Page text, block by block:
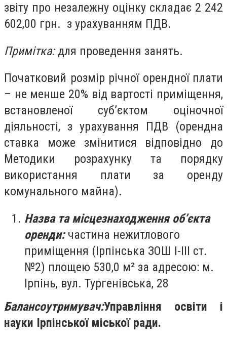
звіту про незалежну оцінку складає 2 242
602,00 грн. з урахуванням ПДВ.
Примітка:для проведення занять.
Початковий розмір річної орендної плати
– не менше 20% від вартості приміщення,
встановленої суб’єктом оціночної
діяльності, з урахування ПДВ (орендна
ставка може змінитися відповідно до
Методики розрахунку та порядку
використання плати за оренду
комунального майна).
Назва та місцезнаходження об’єкта
оренди:частина нежитлового
приміщення (Ірпінська ЗОШ І-ІІІ ст.
№2) площею 530,0 м² за адресою: м.
Ірпінь, вул. Тургенівська, 28
Балансоутримувач:Управління освіти і
науки Ірпінської міської ради.